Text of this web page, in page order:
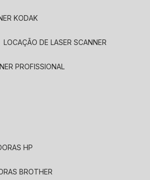
KODAK
LOCAÇÃO DE LASER SCANNER
PROFISSIONAL
HP
BROTHER